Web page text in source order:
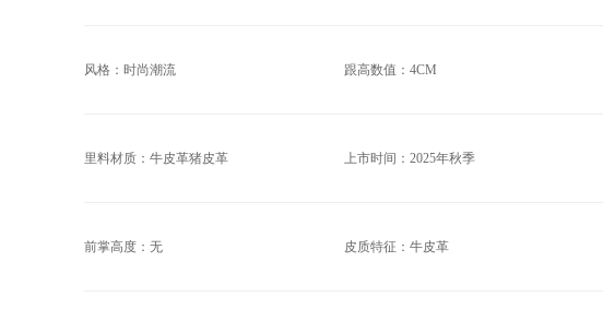
风格：时尚潮流 跟高数值：4CM
里料材质：牛皮革猪皮革 上市时间：2025年秋季
前掌高度：无 皮质特征：牛皮革